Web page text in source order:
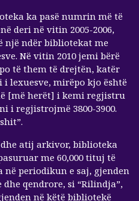
ka pasë numrin më të
deri në vitin 2005-2006,
një ndër bibliotekat me
Në vitin 2010 jemi bërë
të them të drejtën, katër
lexuesve, mirëpo kjo është
[më herët] i kemi regjistru
i regjistrojmë 3800-3900.
atij arkivor, biblioteka
me 60,000 tituj të
periodikun e saj, gjenden
qendrore, si “Rilindja”,
në këtë bibliotekë